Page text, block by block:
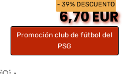
- 39% DESCUENTO
6,70 EUR
Promoción club de fútbol del
PSG